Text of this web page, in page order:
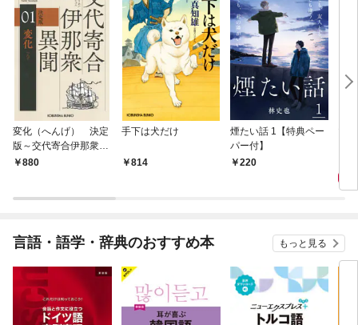
変化（へんげ） 決定
版～交代寄合伊那衆異
聞（1）～
880
手下は犬だけ
814
煙たい話 1【特典ペー
パー付】
220
言語・語学・辞典のおすすめ本 もっと見る